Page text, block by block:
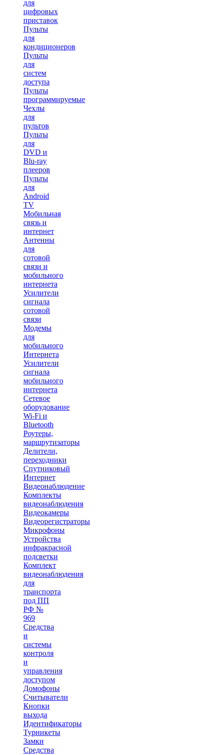
для
цифровых
приставок
Пульты
для
кондиционеров
Пульты
для
систем
доступа
Пульты
программируемые
Чехлы
для
пультов
Пульты
для
DVD и
Blu-ray
плееров
Пульты
для
Android
TV
Мобильная
связь и
интернет
Антенны
для
сотовой
связи и
мобильного
интернета
Усилители
сигнала
сотовой
связи
Модемы
для
мобильного
Интернета
Усилители
сигнала
мобильного
интернета
Сетевое
оборудование
Wi-Fi и
Bluetooth
Роутеры,
маршрутизаторы
Делители,
переходники
Спутниковый
Интернет
Видеонаблюдение
Комплекты
видеонаблюдения
Видеокамеры
Видеорегистраторы
Микрофоны
Устройства
инфракрасной
подсветки
Комплект
видеонаблюдения
для
транспорта
под ПП
РФ №
969
Средства
и
системы
контроля
и
управления
доступом
Домофоны
Считыватели
Кнопки
выхода
Идентификаторы
Турникеты
Замки
Средства